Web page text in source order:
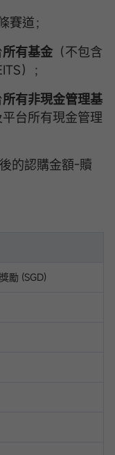
賽道；
所有基金 （不包含
）；
所有非現金管理基
平台所有現金管理
的認購金額-贖
勵 (SGD)